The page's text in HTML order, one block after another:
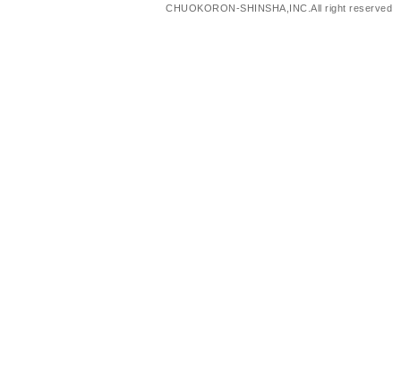
CHUOKORON-SHINSHA,INC.All right reserved